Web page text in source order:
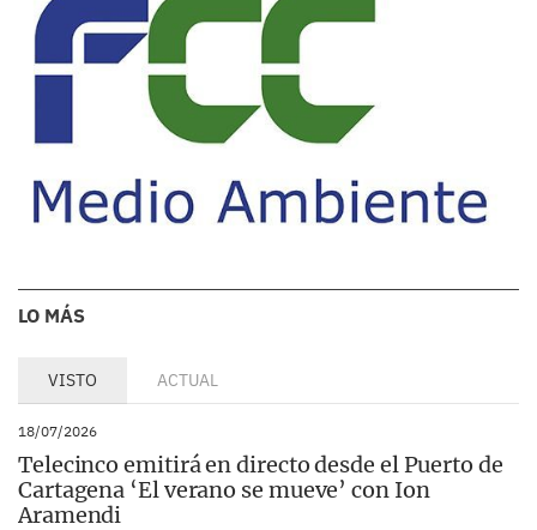
LO MÁS
VISTO ACTUAL
18/07/2026
Telecinco emitirá en directo desde el Puerto de
Cartagena ‘El verano se mueve’ con Ion
Aramendi